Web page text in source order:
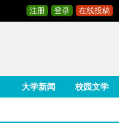
注册 登录 在线投稿
大学新闻 校园文学